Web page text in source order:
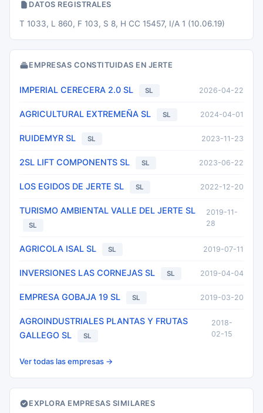
DATOS REGISTRALES
T 1033, L 860, F 103, S 8, H CC 15457, I/A 1 (10.06.19)
EMPRESAS CONSTITUIDAS EN JERTE
IMPERIAL CERECERA 2.0 SL SL 2026-04-22
AGRICULTURAL EXTREMEÑA SL SL 2024-04-01
RUIDEMYR SL SL 2023-11-23
2SL LIFT COMPONENTS SL SL 2023-06-22
LOS EGIDOS DE JERTE SL SL 2022-12-20
TURISMO AMBIENTAL VALLE DEL JERTE SL
SL
2019-11-
28
AGRICOLA ISAL SL SL 2019-07-11
INVERSIONES LAS CORNEJAS SL SL 2019-04-04
EMPRESA GOBAJA 19 SL SL 2019-03-20
AGROINDUSTRIALES PLANTAS Y FRUTAS
GALLEGO SL
SL
2018-
02-15
Ver todas las empresas →
EXPLORA EMPRESAS SIMILARES